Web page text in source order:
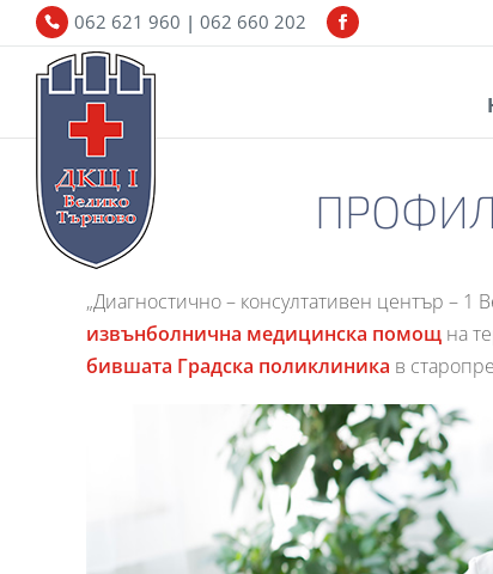
062 621 960 | 062 660 202
„Диагностично – консултативен център –
извънболнична медицинска помощ на
бившата Градска поликлиника в